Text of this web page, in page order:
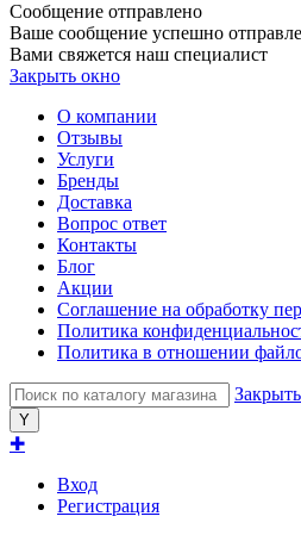
Сообщение отправлено
Ваше сообщение успешно
Вами свяжется наш специалист
Закрыть окно
О компании
Отзывы
Услуги
Бренды
Доставка
Вопрос ответ
Контакты
Блог
Акции
Соглашение на обработку
Политика
Политика в отношении
✚
Вход
Регистрация